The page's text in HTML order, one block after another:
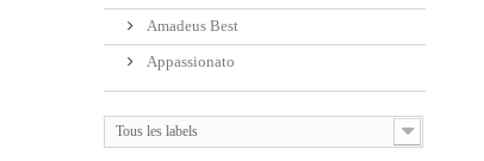
Amadeus Best
Appassionato
Tous les labels